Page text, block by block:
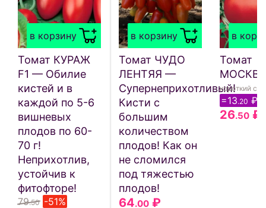
в корзину
Томат КУРАЖ
F1 — Обилие
кистей и в
каждой по 5-6
вишневых
плодов по 60-
70 г!
Неприхотлив,
устойчив к
фитофторе!
79.50 -51%
в корзину
Томат ЧУДО
ЛЕНТЯЯ —
Супернеприхотливый!
Кисти с
большим
количеством
плодов! Как он
не сломился
под тяжестью
плодов!
64.00 ₽
в
Томат
короткий
=13.20 ₽
26.50 ₽